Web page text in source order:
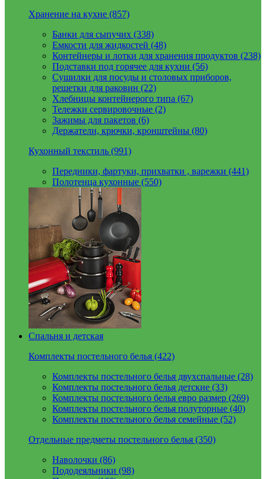
Хранение на кухне (857)
Банки для сыпучих (338)
Емкости для жидкостей (48)
Контейнеры и лотки для хранения продуктов (238)
Подставки под горячее для кухни (56)
Сушилки для посуды и столовых приборов,
решетки для раковин (22)
Хлебницы контейнерого типа (67)
Тележки сервировочные (2)
Зажимы для пакетов (6)
Держатели, крючки, кронштейны (80)
Кухонный текстиль (991)
Передники, фартуки, прихватки , варежки (441)
Полотенца кухонные (550)
Спальня и детская
Комплекты постельного белья (422)
Комплекты постельного белья двухспальные (28)
Комплекты постельного белья детские (33)
Комплекты постельного белья евро размер (269)
Комплекты постельного белья полуторные (40)
Комплекты постельного белья семейные (52)
Отдельные предметы постельного белья (350)
Наволочки (86)
Пододеяльники (98)